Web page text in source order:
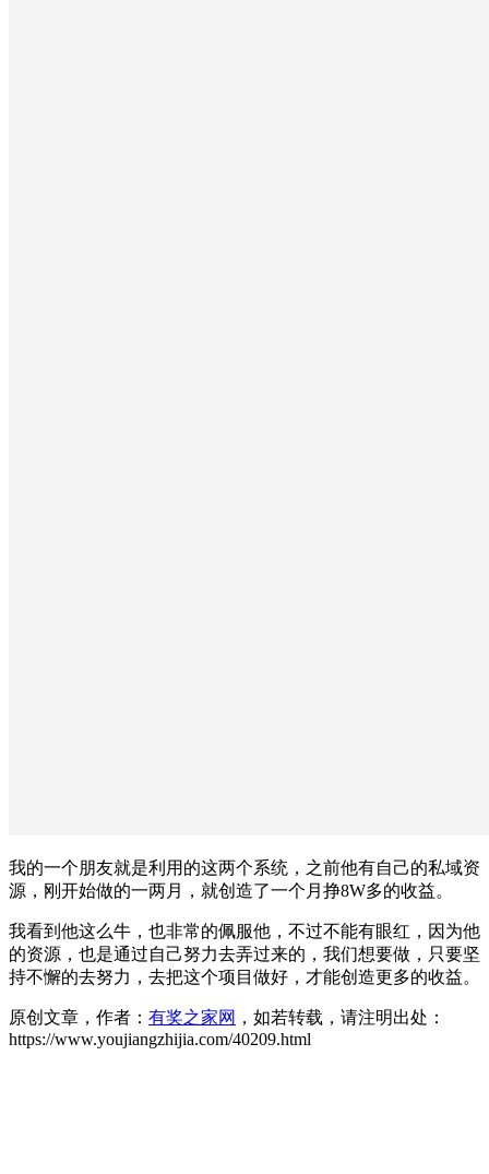
我的一个朋友就是利用的这两个系统，之前他有自己的私域资
源，刚开始做的一两月，就创造了一个月挣8W多的收益。
我看到他这么牛，也非常的佩服他，不过不能有眼红，因为他
的资源，也是通过自己努力去弄过来的，我们想要做，只要坚
持不懈的去努力，去把这个项目做好，才能创造更多的收益。
原创文章，作者： 有奖之家网 ，如若转载，请注明出处：
https://www.youjiangzhijia.com/40209.html